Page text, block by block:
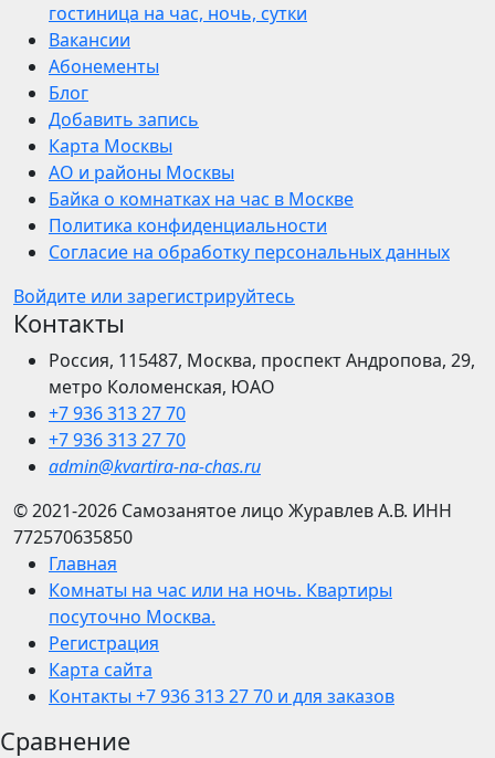
гостиница на час, ночь, сутки
Вакансии
Абонементы
Блог
Добавить запись
Карта Москвы
АО и районы Москвы
Байка о комнатках на час в Москве
Политика конфиденциальности
Согласие на обработку персональных данных
Войдите или зарегистрируйтесь
Контакты
Россия, 115487, Москва, проспект Андропова, 29,
метро Коломенская, ЮАО
+7 936 313 27 70
+7 936 313 27 70
admin@kvartira-na-chas.ru
© 2021-2026 Самозанятое лицо Журавлев А.В. ИНН
772570635850
Главная
Комнаты на час или на ночь. Квартиры
посуточно Москва.
Регистрация
Карта сайта
Контакты +7 936 313 27 70 и для заказов
Сравнение